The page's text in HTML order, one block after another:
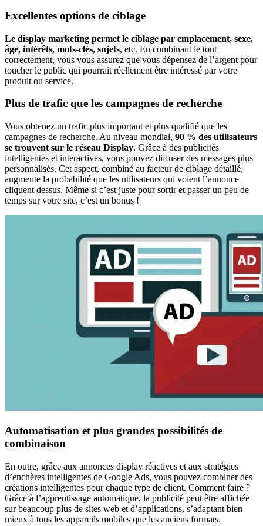
Excellentes options de ciblage
Le display marketing permet le ciblage par emplacement, sexe,
âge, intérêts, mots-clés, sujets, etc. En combinant le tout
correctement, vous vous assurez que vous dépensez de l’argent pour
toucher le public qui pourrait réellement être intéressé par votre
produit ou service.
Plus de trafic que les campagnes de recherche
Vous obtenez un trafic plus important et plus qualifié que les
campagnes de recherche. Au niveau mondial, 90 % des utilisateurs
se trouvent sur le réseau Display. Grâce à des publicités
intelligentes et interactives, vous pouvez diffuser des messages plus
personnalisés. Cet aspect, combiné au facteur de ciblage détaillé,
augmente la probabilité que les utilisateurs qui voient l’annonce
cliquent dessus. Même si c’est juste pour sortir et passer un peu de
temps sur votre site, c’est un bonus !
Automatisation et plus grandes possibilités de
combinaison
En outre, grâce aux annonces display réactives et aux stratégies
d’enchères intelligentes de Google Ads, vous pouvez combiner des
créations intelligentes pour chaque type de client. Comment faire ?
Grâce à l’apprentissage automatique, la publicité peut être affichée
sur beaucoup plus de sites web et d’applications, s’adaptant bien
mieux à tous les appareils mobiles que les anciens formats.